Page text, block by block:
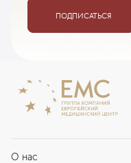
ПОДПИСАТЬСЯ
О нас